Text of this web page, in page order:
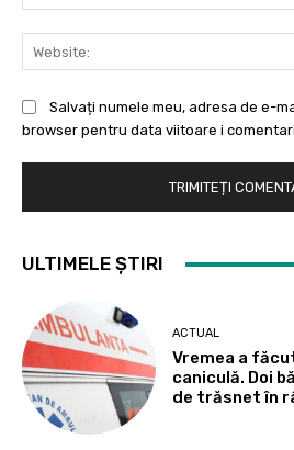
Salvați numele meu, adresa de e-
browser pentru data viitoare i
ULTIMELE ȘTIRI
ACTUAL
Vremea a
caniculă. Doi
de trăsnet în